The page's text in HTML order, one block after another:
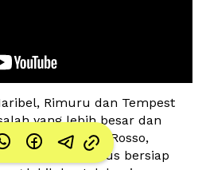
Rimuru dan Tempest
yang lebih besar dan
Grand Rosso,
juga harus bersiap